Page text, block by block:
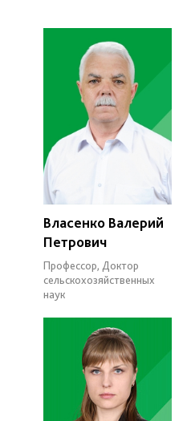
Власенко Валерий
Петрович
Профессор, Доктор
сельскохозяйственных
наук